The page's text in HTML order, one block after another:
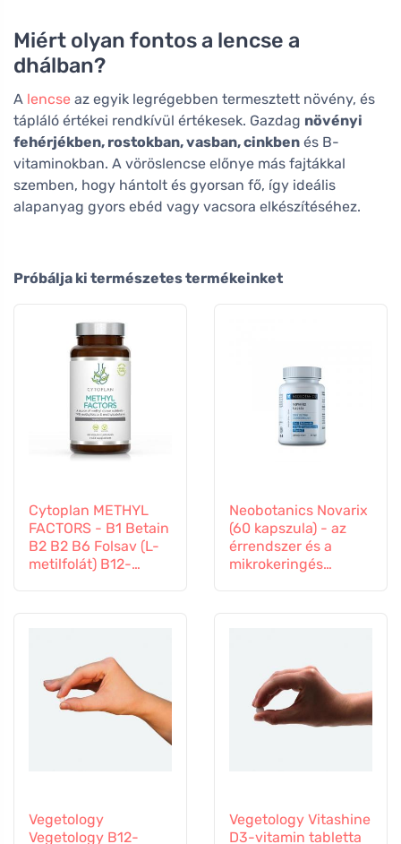
Miért olyan fontos a lencse a
dhálban?
A lencse az egyik legrégebben termesztett növény, és
tápláló értékei rendkívül értékesek. Gazdag növényi
fehérjékben, rostokban, vasban, cinkben és B-
vitaminokban. A vöröslencse előnye más fajtákkal
szemben, hogy hántolt és gyorsan fő, így ideális
alapanyag gyors ebéd vagy vacsora elkészítéséhez.
Próbálja ki természetes termékeinket
Cytoplan METHYL
FACTORS - B1 Betain
B2 B2 B6 Folsav (L-
metilfolát) B12-
Neobotanics Novarix
(60 kapszula) - az
érrendszer és a
mikrokeringés
Vegetology
Vegetology B12-
Vegetology Vitashine
D3-vitamin tabletta